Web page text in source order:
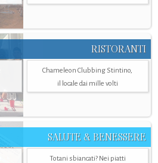
RISTORANTI
Chameleon Clubbing Stintino,
il locale dai mille volti
SALUTE & BENESSERE
Totani sbiancati? Nei piatti